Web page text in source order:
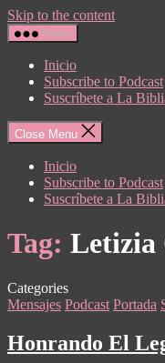
Skip to the content
Menu
Inicio
Subscribe to Podcast
Suscríbete a La
Close Menu
Inicio
Subscribe to Podcast
Suscríbete a La
Tag: Letizia
Categories
Mensajes Podcast Portada
Honrando El